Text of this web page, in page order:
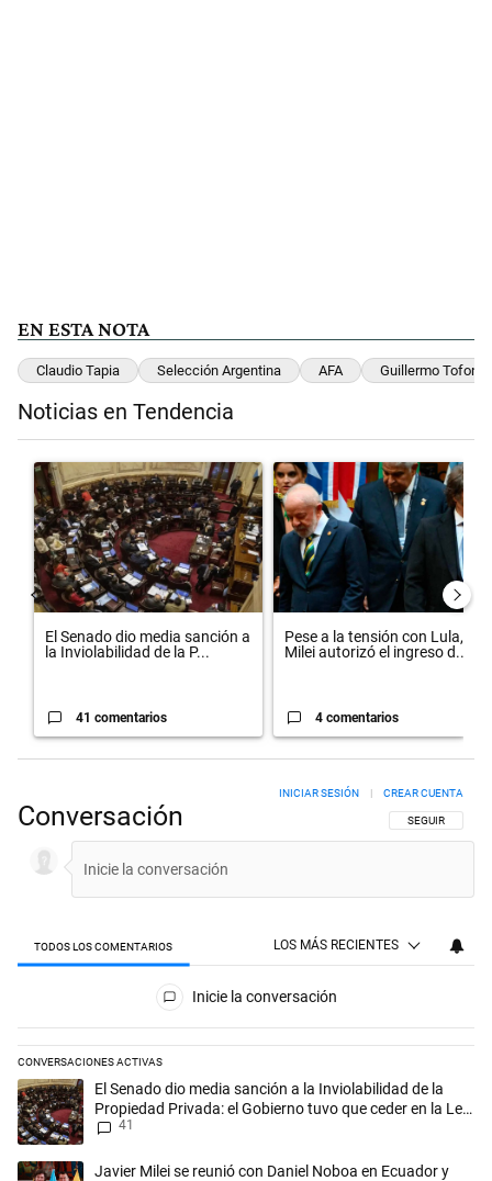
EN ESTA NOTA
Claudio Tapia Selección Argentina AFA Guillermo Tofoni
Noticias en Tendencia
Un artículo de tendencia con el título "El Senado dio media sanción
El Senado dio media sanción a
la Inviolabilidad de la P...
41 comentarios
Un artículo de tendencia con el
Pese a la tensión con Lula,
Milei autorizó el ingreso d...
4 comentarios
Conversación SIGA ESTA
SEGUIR
INICIAR SESIÓN CREAR CUENTA
TODOS LOS COMENTARIOS LOS MÁS RECIENTES
Todos los comentarios
Inicie la conversación
CONVERSACIONES ACTIVAS
Este listado muestra los artículos con más comentarios en los
Un artículo de tendencia con el título "El Senado dio media sanción a
El Senado dio media sanción a la Inviolabilidad de la
Propiedad Privada: el Gobierno tuvo que ceder en la Ley
del Manejo del Fuego
41
Un artículo de tendencia con el título "Javier Milei se reunió con
Javier Milei se reunió con Daniel Noboa en Ecuador y